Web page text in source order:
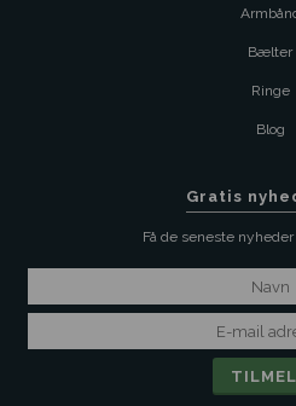
Bælter
Ringe
Blog
Gratis
Få de seneste